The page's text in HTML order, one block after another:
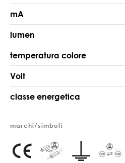
mA
lumen
temperatura colore
Volt
classe energetica
marchi/simboli